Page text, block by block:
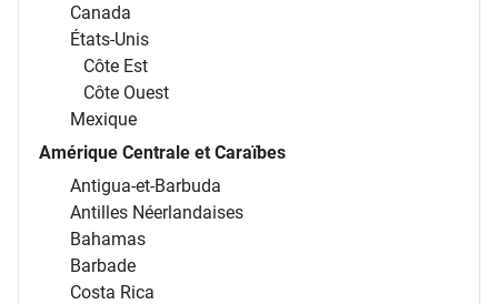
Canada
États-Unis
Côte Est
Côte Ouest
Mexique
Amérique Centrale et Caraïbes
Antigua-et-Barbuda
Antilles Néerlandaises
Bahamas
Barbade
Costa Rica